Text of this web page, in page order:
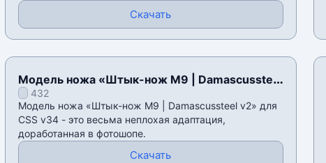
Скачать
Модель ножа «Штык-нож M9 | Damascussteel
v2» для CSS v34
432
Модель ножа «Штык-нож M9 | Damascussteel v2» для
CSS v34 - это весьма неплохая адаптация,
доработанная в фотошопе.
Скачать